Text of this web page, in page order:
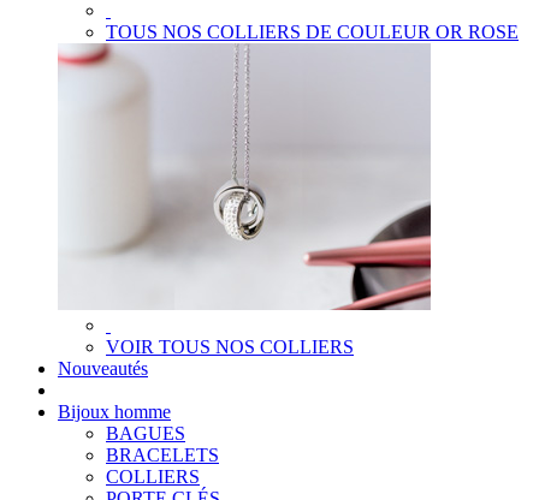
TOUS NOS COLLIERS DE COULEUR OR ROSE
VOIR TOUS NOS COLLIERS
Nouveautés
Bijoux homme
BAGUES
BRACELETS
COLLIERS